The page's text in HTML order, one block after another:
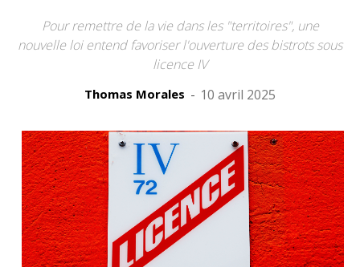
Pour remettre de la vie dans les "territoires", une
nouvelle loi entend favoriser l'ouverture des bistrots sous
licence IV
Thomas Morales - 10 avril 2025